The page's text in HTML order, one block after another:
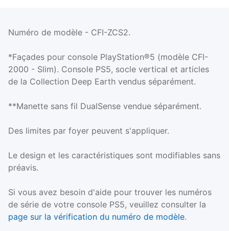
Numéro de modèle - CFI-ZCS2.
*Façades pour console PlayStation®5 (modèle CFI-
2000 - Slim). Console PS5, socle vertical et articles
de la Collection Deep Earth vendus séparément.
**Manette sans fil DualSense vendue séparément.
Des limites par foyer peuvent s'appliquer.
Le design et les caractéristiques sont modifiables sans
préavis.
Si vous avez besoin d'aide pour trouver les numéros
de série de votre console PS5, veuillez consulter la
page sur la vérification du numéro de modèle.